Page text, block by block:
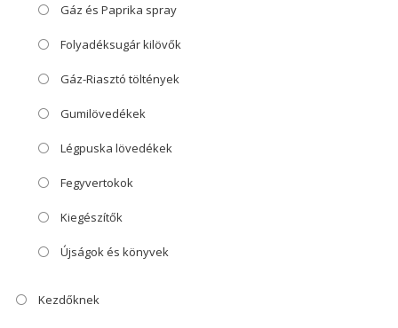
Gáz és Paprika spray
Folyadéksugár kilövők
Gáz-Riasztó töltények
Gumilövedékek
Légpuska lövedékek
Fegyvertokok
Kiegészítők
Újságok és könyvek
Kezdőknek